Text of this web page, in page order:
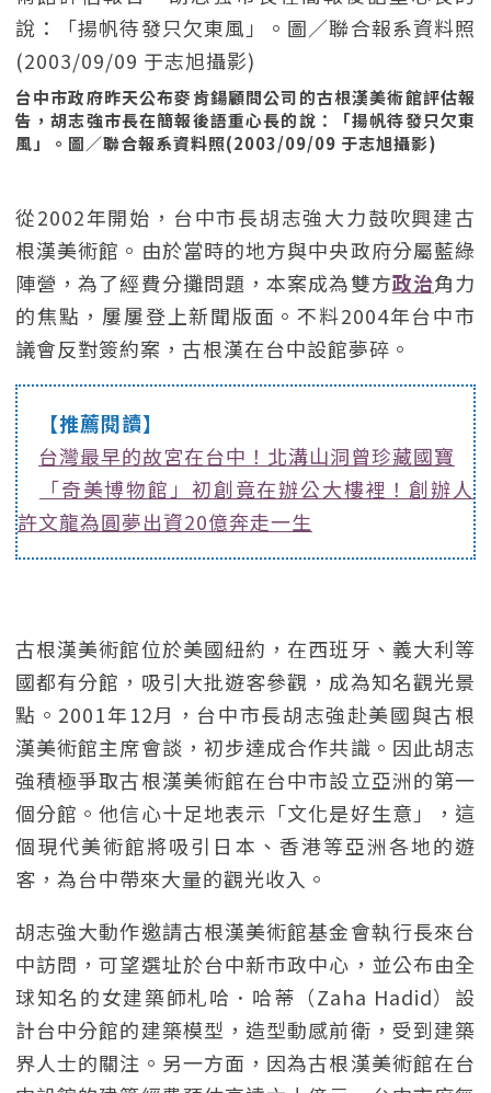
台中市政府昨天公布麥肯鍚顧問公司的古根漢美術館評估報
告，胡志強市長在簡報後語重心長的說：「揚帆待發只欠東
風」。圖／聯合報系資料照(2003/09/09 于志旭攝影)
從2002年開始，台中市長胡志強大力鼓吹興建古
根漢美術館。由於當時的地方與中央政府分屬藍綠
陣營，為了經費分攤問題，本案成為雙方政治角力
的焦點，屢屢登上新聞版面。不料2004年台中市
議會反對簽約案，古根漢在台中設館夢碎。
【推薦閱讀】
台灣最早的故宮在台中！北溝山洞曾珍藏國寶
「奇美博物館」初創竟在辦公大樓裡！創辦人
許文龍為圓夢出資20億奔走一生
古根漢美術館位於美國紐約，在西班牙、義大利等
國都有分館，吸引大批遊客參觀，成為知名觀光景
點。2001年12月，台中市長胡志強赴美國與古根
漢美術館主席會談，初步達成合作共識。因此胡志
強積極爭取古根漢美術館在台中市設立亞洲的第一
個分館。他信心十足地表示「文化是好生意」，這
個現代美術館將吸引日本、香港等亞洲各地的遊
客，為台中帶來大量的觀光收入。
胡志強大動作邀請古根漢美術館基金會執行長來台
中訪問，可望選址於台中新市政中心，並公布由全
球知名的女建築師札哈．哈蒂（Zaha Hadid）設
計台中分館的建築模型，造型動感前衛，受到建築
界人士的關注。另一方面，因為古根漢美術館在台